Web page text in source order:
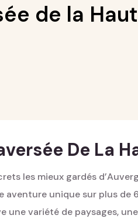
de la
De La
les mieux gardés
aventure unique sur plus de
une variété de paysages,